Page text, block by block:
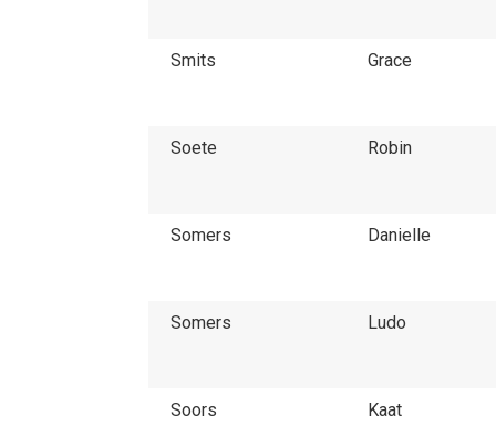
Smits Grace
Soete Robin
Somers Danielle
Somers Ludo
Soors Kaat